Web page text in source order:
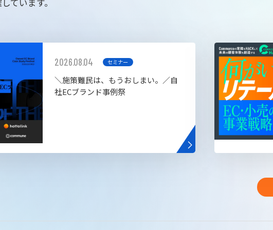
ています。
2026.08.04 セミナー
＼施策難民は、もうおしまい。／自
社ECブランド事例祭